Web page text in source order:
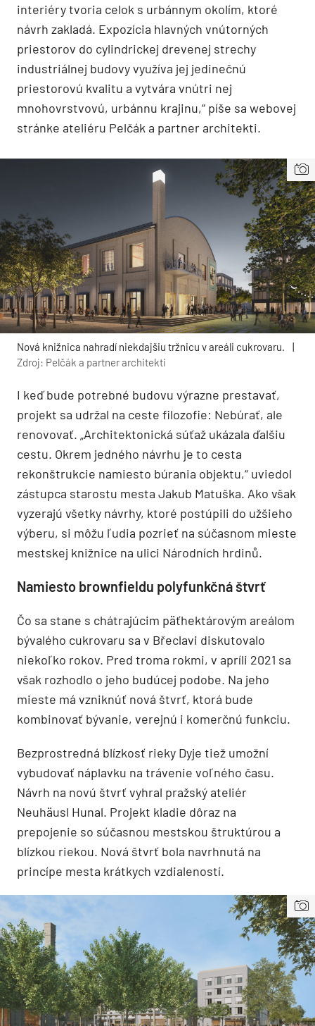
interiéry tvoria celok s urbánnym okolím, ktoré
návrh zakladá. Expozícia hlavných vnútorných
priestorov do cylindrickej drevenej strechy
industriálnej budovy využíva jej jedinečnú
priestorovú kvalitu a vytvára vnútri nej
mnohovrstvovú, urbánnu krajinu,“ píše sa webovej
stránke ateliéru Pelčák a partner architekti.
Nová knižnica nahradí niekdajšiu tržnicu v areáli cukrovaru.
|
Zdroj: Pelčák a partner architekti
I keď bude potrebné budovu výrazne prestavať,
projekt sa udržal na ceste filozofie: Nebúrať, ale
renovovať. „Architektonická súťaž ukázala ďalšiu
cestu. Okrem jedného návrhu je to cesta
rekonštrukcie namiesto búrania objektu,“ uviedol
zástupca starostu mesta Jakub Matuška. Ako však
vyzerajú všetky návrhy, ktoré postúpili do užšieho
výberu, si môžu ľudia pozrieť na súčasnom mieste
mestskej knižnice na ulici Národních hrdinů.
Namiesto brownfieldu polyfunkčná štvrť
Čo sa stane s chátrajúcim päťhektárovým areálom
bývalého cukrovaru sa v Břeclavi diskutovalo
niekoľko rokov. Pred troma rokmi, v apríli 2021 sa
však rozhodlo o jeho budúcej podobe. Na jeho
mieste má vzniknúť nová štvrť, ktorá bude
kombinovať bývanie, verejnú i komerčnú funkciu.
Bezprostredná blízkosť rieky Dyje tiež umožní
vybudovať náplavku na trávenie voľného času.
Návrh na novú štvrť vyhral pražský ateliér
Neuhäusl Hunal. Projekt kladie dôraz na
prepojenie so súčasnou mestskou štruktúrou a
blízkou riekou. Nová štvrť bola navrhnutá na
princípe mesta krátkych vzdialeností.